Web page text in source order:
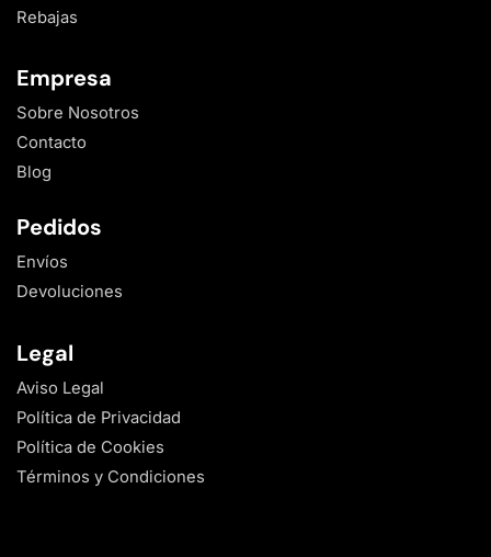
Rebajas
Empresa
Sobre Nosotros
Contacto
Blog
Pedidos
Envíos
Devoluciones
Legal
Aviso Legal
Política de Privacidad
Política de Cookies
Términos y Condiciones